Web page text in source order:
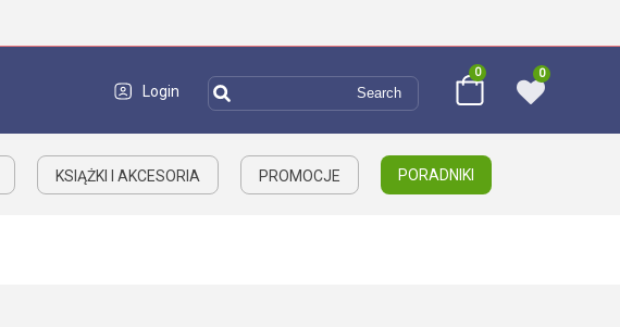
Login
0 0
KSIĄŻKI I AKCESORIA PROMOCJE PORADNIKI